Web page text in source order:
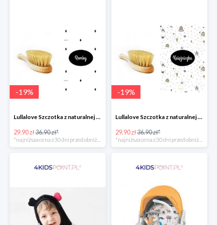
-19%
Lullalove Szczotka z naturalnej szczeciny z myjką muślinową "Romby"
29.90 zł36.90 zł*
-19%
Lullalove Szczotka z naturalnej szczeciny z myjką muślinową "Księżniczka"
29.90 zł36.90 zł*